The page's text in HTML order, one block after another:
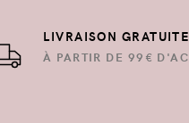
LIVRAISON
À PARTIR DE 99€